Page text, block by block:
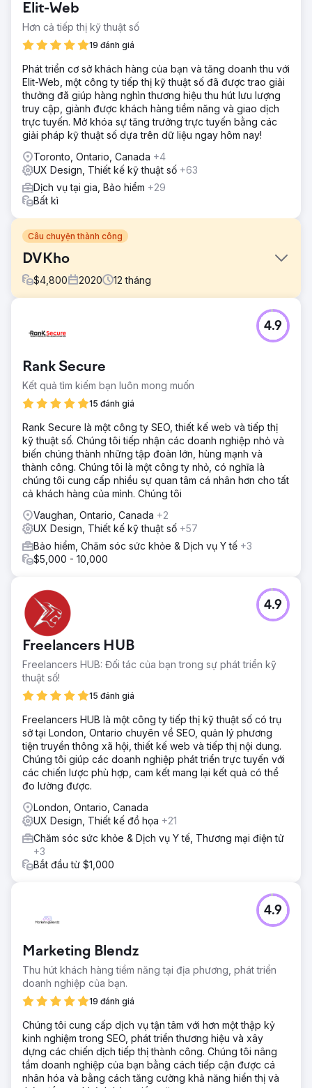
Elit-Web
Hơn cả tiếp thị kỹ thuật số
19 đánh giá
Phát triển cơ sở khách hàng của bạn và tăng doanh thu với
Elit-Web, một công ty tiếp thị kỹ thuật số đã được trao giải
thưởng đã giúp hàng nghìn thương hiệu thu hút lưu lượng
truy cập, giành được khách hàng tiềm năng và giao dịch
trực tuyến. Mở khóa sự tăng trưởng trực tuyến bằng các
giải pháp kỹ thuật số dựa trên dữ liệu ngay hôm nay!
Toronto, Ontario, Canada +4
UX Design, Thiết kế kỹ thuật số +63
Dịch vụ tại gia, Bảo hiểm +29
Bất kì
Câu chuyện thành công
DVKho
$4,800 2020 12 tháng
DVWarehouse.com phải đối mặt với lưu lượng truy cập
không phải trả tiền thấp và tỷ lệ chuyển đổi kém. Mặc dù
khả năng hiển thị hạn chế trên công cụ tìm kiếm và gặp
khó khăn trong việc thu hút người dùng, điều này ảnh
hưởng đáng kể đến tiềm năng tăng trưởng và doanh thu
của họ.
Giải pháp
GroupFractal đã tiến hành kiểm tra SEO toàn diện để khắc
phục các sự cố kỹ thuật và tối ưu hóa các yếu tố trên
trang. Chúng tôi đã cải thiện việc nhắm mục tiêu theo từ
khóa, xây dựng các liên kết ngược có thẩm quyền và thẻ
meta nâng cao. Đối với CRO, chúng tôi đã sử dụng Google
Analytics và thử nghiệm A/B để tối ưu hóa trang đích và cải
thiện khả năng sử dụng trang web.
Kết quả
Trong vòng sáu tháng, DVWarehouse.com đã nhận thấy
trên công cụ tìm kiếm cao hơn, doanh số bán hàng tăng
và mức độ tương tác của người dùng tốt hơn, thiết lập sự
hiện diện trực tuyến mạnh mẽ hơn và tăng trưởng bền
vững.
Chuyển đến trang agency
Rank Secure
Kết quả tìm kiếm bạn luôn mong muốn
15 đánh giá
4.9
Rank Secure là một công ty SEO, thiết kế web và tiếp thị
kỹ thuật số. Chúng tôi tiếp nhận các doanh nghiệp nhỏ và
biến chúng thành những tập đoàn lớn, hùng mạnh và
thành công. Chúng tôi là một công ty nhỏ, có nghĩa là
chúng tôi cung cấp nhiều sự quan tâm cá nhân hơn cho tất
cả khách hàng của mình. Chúng tôi
Vaughan, Ontario, Canada +2
UX Design, Thiết kế kỹ thuật số +57
Bảo hiểm, Chăm sóc sức khỏe & Dịch vụ Y tế +3
$5,000 - 10,000
Freelancers HUB
Freelancers HUB: Đối tác của bạn trong sự phát triển kỹ
thuật số!
15 đánh giá
4.9
Freelancers HUB là một công ty tiếp thị kỹ thuật số có trụ
sở tại London, Ontario chuyên về SEO, quản lý phương
tiện truyền thông xã hội, thiết kế web và tiếp thị nội dung.
Chúng tôi giúp các doanh nghiệp phát triển trực tuyến với
các chiến lược phù hợp, cam kết mang lại kết quả có thể
đo lường được.
London, Ontario, Canada
UX Design, Thiết kế đồ họa +21
Chăm sóc sức khỏe & Dịch vụ Y tế, Thương mại điện tử
+3
Bắt đầu từ $1,000
Marketing Blendz
Thu hút khách hàng tiềm năng tại địa phương, phát triển
doanh nghiệp của bạn.
19 đánh giá
4.9
Chúng tôi cung cấp dịch vụ tận tâm với hơn một thập kỷ
kinh nghiệm trong SEO, phát triển thương hiệu và xây
dựng các chiến dịch tiếp thị thành công. Chúng tôi nâng
tầm doanh nghiệp của bạn bằng cách tiếp cận được cá
nhân hóa và bằng cách tăng cường khả năng hiển thị và